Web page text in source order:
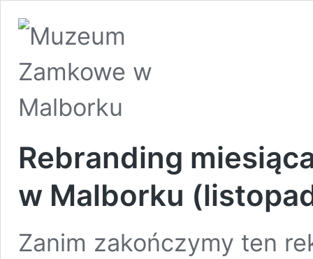
Rebranding
w Malborku
Zanim zakończymy ten